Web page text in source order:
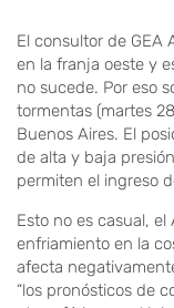
El consultor de GEA
en la franja oeste y
no sucede. Por eso
tormentas (martes
Buenos Aires. El
de alta y baja
permiten el ingreso
Esto no es casual,
enfriamiento en la
afecta
“los pronósticos de